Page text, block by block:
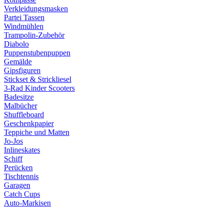
Verkleidungsmasken
Partei Tassen
Windmühlen
Trampolin-Zubehör
Diabolo
Puppenstubenpuppen
Gemälde
Gipsfiguren
Stickset & Strickliesel
3-Rad Kinder Scooters
Badesitze
Malbücher
Shuffleboard
Geschenkpapier
Teppiche und Matten
Jo-Jos
Inlineskates
Schiff
Perücken
Tischtennis
Garagen
Catch Cups
Auto-Markisen